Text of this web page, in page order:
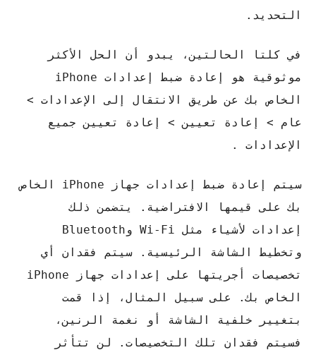
التحديد.
في كلتا الحالتين، يبدو أن الحل الأكثر
موثوقية هو إعادة ضبط إعدادات iPhone
الخاص بك عن طريق الانتقال إلى الإعدادات >
عام > إعادة تعيين > إعادة تعيين جميع
الإعدادات .
سيتم إعادة ضبط إعدادات جهاز iPhone الخاص
بك على قيمها الافتراضية. يتضمن ذلك
إعدادات لأشياء مثل Wi-Fi وBluetooth
وتخطيط الشاشة الرئيسية. سيتم فقدان أي
تخصيصات أجريتها على إعدادات جهاز iPhone
الخاص بك. على سبيل المثال، إذا قمت
بتغيير خلفية الشاشة أو نغمة الرنين،
فسيتم فقدان تلك التخصيصات. لن تتأثر